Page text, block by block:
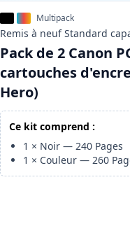
Multipack
Remis à neuf Standard
Pack de 2 Canon
cartouches
Hero)
Ce kit comprend :
1 × Noir —240 Pages
1 × Couleur —260